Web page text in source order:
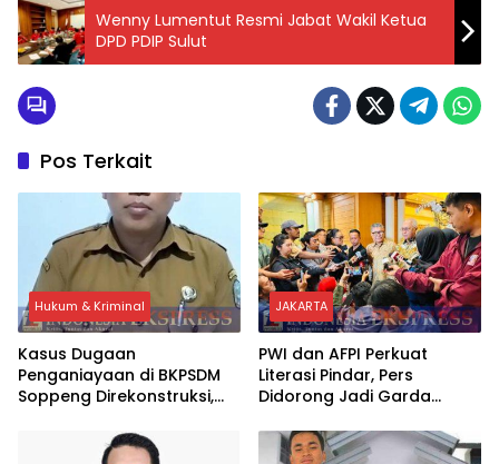
Wenny Lumentut Resmi Jabat Wakil Ketua
DPD PDIP Sulut
Pos Terkait
Hukum & Kriminal
Kasus Dugaan
Penganiayaan di BKPSDM
Soppeng Direkonstruksi,
Hukum Terus Berjalan
JAKARTA
PWI dan AFPI Perkuat
Literasi Pindar, Pers
Didorong Jadi Garda
Lawan Pinjol Ilegal